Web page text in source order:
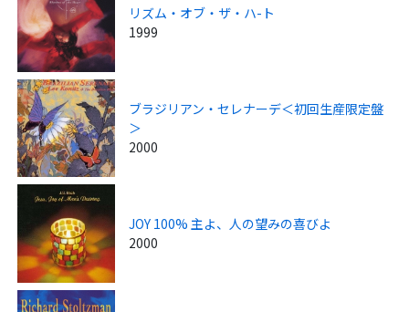
リズム・オブ・ザ・ハ-ト
1999
ブラジリアン・セレナーデ＜初回生産限定盤
＞
2000
JOY 100% 主よ、人の望みの喜びよ
2000